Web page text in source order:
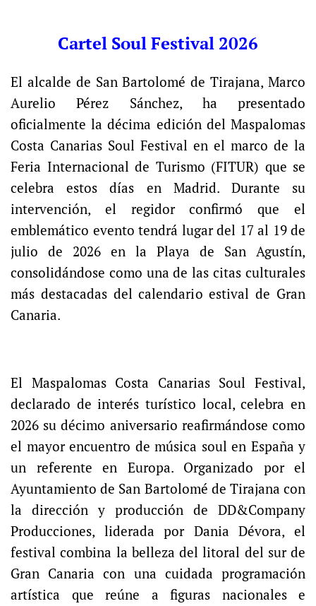
Cartel Soul Festival 2026
El alcalde de San Bartolomé de Tirajana, Marco
Aurelio Pérez Sánchez, ha presentado
oficialmente la décima edición del Maspalomas
Costa Canarias Soul Festival en el marco de la
Feria Internacional de Turismo (FITUR) que se
celebra estos días en Madrid. Durante su
intervención, el regidor confirmó que el
emblemático evento tendrá lugar del 17 al 19 de
julio de 2026 en la Playa de San Agustín,
consolidándose como una de las citas culturales
más destacadas del calendario estival de Gran
Canaria.
El Maspalomas Costa Canarias Soul Festival,
declarado de interés turístico local, celebra en
2026 su décimo aniversario reafirmándose como
el mayor encuentro de música soul en España y
un referente en Europa. Organizado por el
Ayuntamiento de San Bartolomé de Tirajana con
la dirección y producción de DD&Company
Producciones, liderada por Dania Dévora, el
festival combina la belleza del litoral del sur de
Gran Canaria con una cuidada programación
artística que reúne a figuras nacionales e